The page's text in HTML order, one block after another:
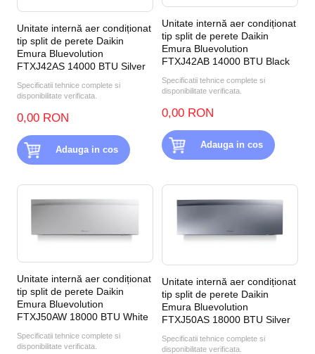
Unitate internă aer condiționat
tip split de perete Daikin
Emura Bluevolution
FTXJ42AS 14000 BTU Silver
Specificatii tehnice complete si
disponibilitate verificata.
0,00 RON
Adauga in cos
Unitate internă aer condiționat
tip split de perete Daikin
Emura Bluevolution
FTXJ42AB 14000 BTU Black
Specificatii tehnice complete si
disponibilitate verificata.
0,00 RON
Adauga in cos
Unitate internă aer condiționat
tip split de perete Daikin
Emura Bluevolution
FTXJ50AW 18000 BTU White
Specificatii tehnice complete si
disponibilitate verificata.
Unitate internă aer condiționat
tip split de perete Daikin
Emura Bluevolution
FTXJ50AS 18000 BTU Silver
Specificatii tehnice complete si
disponibilitate verificata.